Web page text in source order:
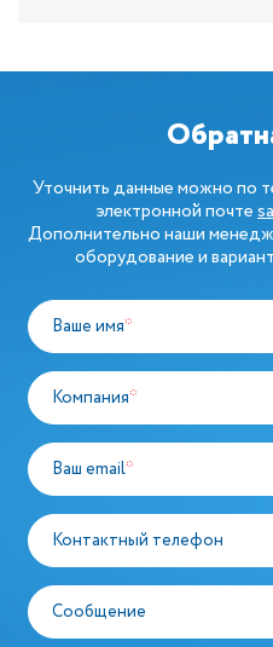
Уточнить данные можно по
электронной почте
Дополнительно наши
оборудование и
Ваше имя*
Компания*
Ваш email*
Контактный телефон
Сообщение